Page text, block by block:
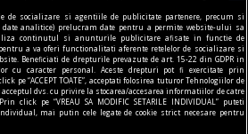
față de textul curent al
și atrage atenția asupra
pentru sustenabilitatea și
de socializare si agentiile de publicitate partenere, precum si
analitice) prelucram date pentru a permite website-ului sa
continutul si anunturile publicitare afisate in functie de
a va oferi functionalitati aferente retelelor de socializare si
Beneficiati de drepturile prevazute de art. 15-22 din GDPR in
cu caracter personal. Aceste drepturi pot fi exercitate prin
pe “ACCEPT TOATE”, acceptati folosirea tuturor Tehnologiilor de
dvs. cu privire la stocarea/accesarea informatiilor de catre
click pe “VREAU SA MODIFIC SETARILE INDIVIDUAL” puteti
mai putin cele legate de cookie strict necesare pentru